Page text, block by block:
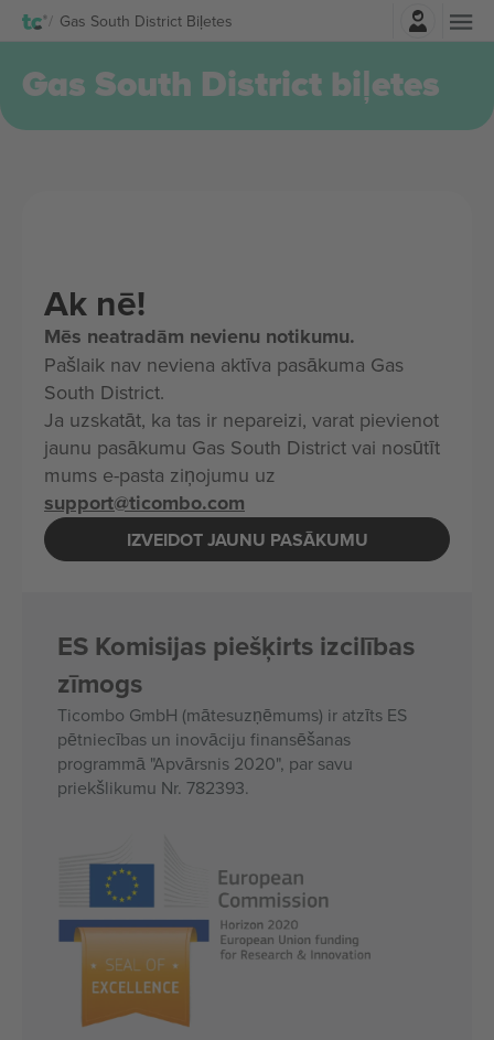
Gas South District Biļetes
Gas South District biļetes
Ak nē!
Mēs neatradām nevienu notikumu.
Pašlaik nav neviena aktīva pasākuma Gas
South District.
Ja uzskatāt, ka tas ir nepareizi, varat pievienot
jaunu pasākumu Gas South District vai nosūtīt
mums e-pasta ziņojumu uz
support@ticombo.com
IZVEIDOT JAUNU PASĀKUMU
ES Komisijas piešķirts izcilības
zīmogs
Ticombo GmbH (mātesuzņēmums) ir atzīts ES
pētniecības un inovāciju finansēšanas
programmā "Apvārsnis 2020", par savu
priekšlikumu Nr. 782393.